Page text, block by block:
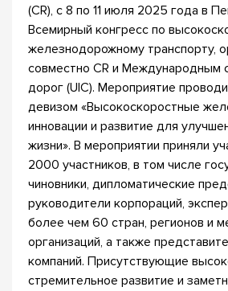
(CR), с 8 по 11 июля 2025 года в
Всемирный конгресс по
железнодорожному транспорту,
совместно CR и
дорог (UIC). Мероприятие
девизом «Высокоскоростные
инновации и развитие для
жизни». В мероприятии приняли
2000 участников, в том числе
чиновники, дипломатические
руководители корпораций,
более чем 60 стран, регионов и
организаций, а также
компаний. Присутствующие
стремительное развитие и